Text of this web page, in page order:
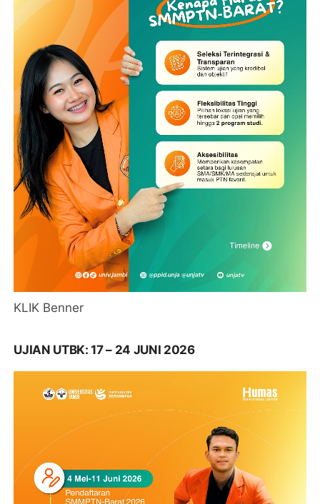
KLIK Benner
UJIAN UTBK: 17 – 24 JUNI 2026